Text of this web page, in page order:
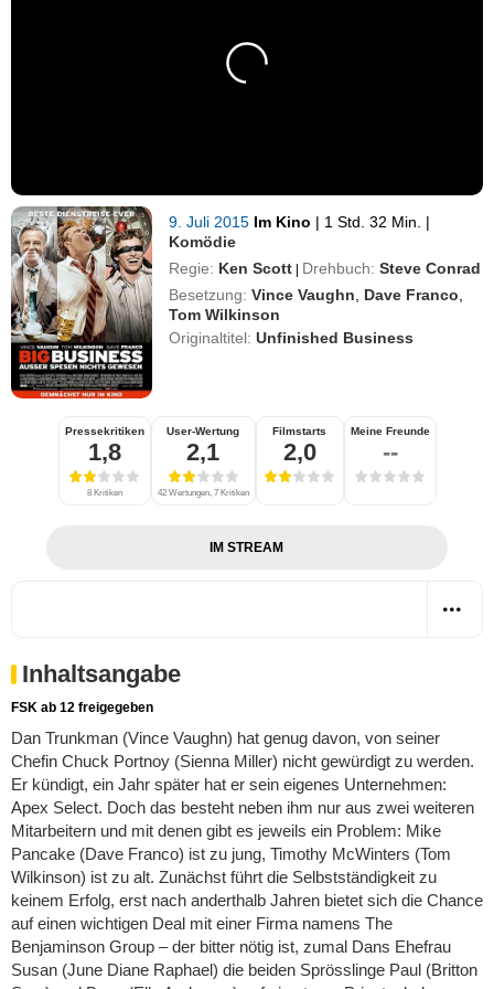
9. Juli 2015 Im Kino | 1 Std. 32 Min. |
Komödie
Regie: Ken Scott | Drehbuch: Steve Conrad
Besetzung: Vince Vaughn Dave Franco
Tom Wilkinson
Originaltitel:Unfinished Business
Pressekritiken
1,8
8 Kritiken
User-Wertung
2,1
42 Wertungen, 7 Kritiken
Filmstarts
2,0
Meine Freunde
--
IM STREAM
Inhaltsangabe
FSK ab 12 freigegeben
Dan Trunkman (Vince Vaughn) hat genug davon, von seiner
Chefin Chuck Portnoy (Sienna Miller) nicht gewürdigt zu werden.
Er kündigt, ein Jahr später hat er sein eigenes Unternehmen:
Apex Select. Doch das besteht neben ihm nur aus zwei weiteren
Mitarbeitern und mit denen gibt es jeweils ein Problem: Mike
Pancake (Dave Franco) ist zu jung, Timothy McWinters (Tom
Wilkinson) ist zu alt. Zunächst führt die Selbstständigkeit zu
keinem Erfolg, erst nach anderthalb Jahren bietet sich die Chance
auf einen wichtigen Deal mit einer Firma namens The
Benjaminson Group – der bitter nötig ist, zumal Dans Ehefrau
Susan (June Diane Raphael) die beiden Sprösslinge Paul (Britton